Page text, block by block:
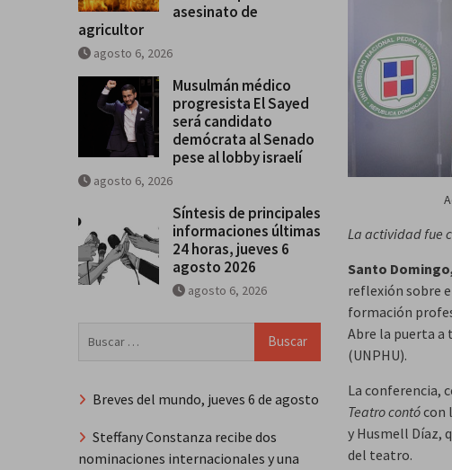
La actividad fue
Santo
reflexión sobre
formación
Abre la puerta a
(UNPHU).
La conferencia,
Teatro contócon
y Husmell Díaz,
del teatro.
asesinato de
agricultor
agosto 6, 2026
Musulmán médico
progresista El Sayed
será candidato
demócrata al Senado
pese al lobby israelí
agosto 6, 2026
Síntesis de principales
informaciones últimas
24 horas, jueves 6
agosto 2026
agosto 6, 2026
Breves del mundo, jueves 6 de agosto
Steffany Constanza recibe dos
nominaciones internacionales y una